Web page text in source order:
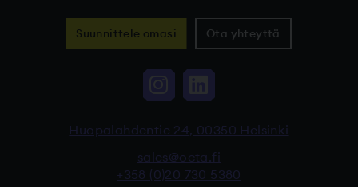
Suunnittele omasi Ota yhteyttä
Instagram, Linkki
LinkedIn,
Huopalahdentie 24, 00350 Helsinki
sales@octa.fi
+358 (0)20 730 5380